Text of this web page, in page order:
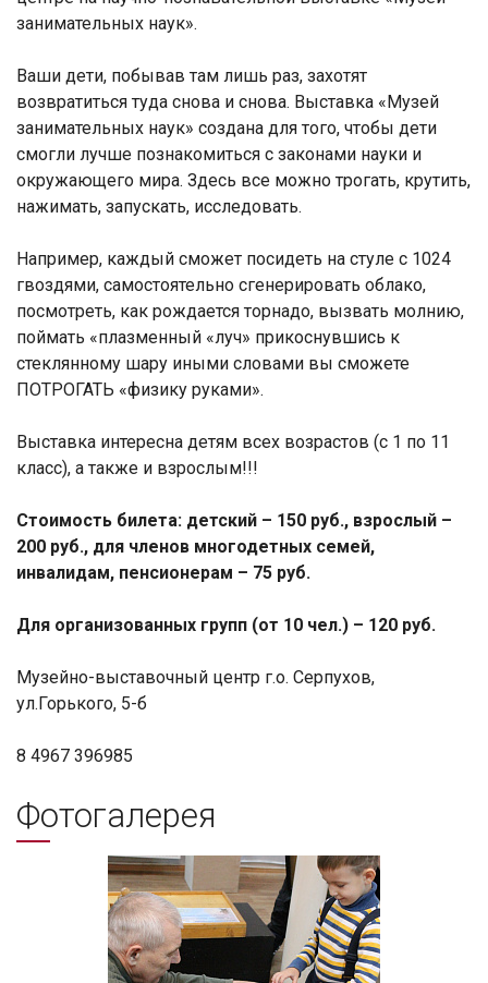
занимательных наук».
Ваши дети, побывав там лишь раз, захотят
возвратиться туда снова и снова. Выставка «Музей
занимательных наук» создана для того, чтобы дети
смогли лучше познакомиться с законами науки и
окружающего мира. Здесь все можно трогать, крутить,
нажимать, запускать, исследовать.
Например, каждый сможет посидеть на стуле с 1024
гвоздями, самостоятельно сгенерировать облако,
посмотреть, как рождается торнадо, вызвать молнию,
поймать «плазменный «луч» прикоснувшись к
стеклянному шару иными словами вы сможете
ПОТРОГАТЬ «физику руками».
Выставка интересна детям всех возрастов (с 1 по 11
класс), а также и взрослым!!!
Стоимость билета: детский – 150 руб., взрослый –
200 руб., для членов многодетных семей,
инвалидам, пенсионерам – 75 руб.
Для организованных групп (от 10 чел.) – 120 руб.
Музейно-выставочный центр г.о. Серпухов,
ул.Горького, 5-б
8 4967 396985
Фотогалерея